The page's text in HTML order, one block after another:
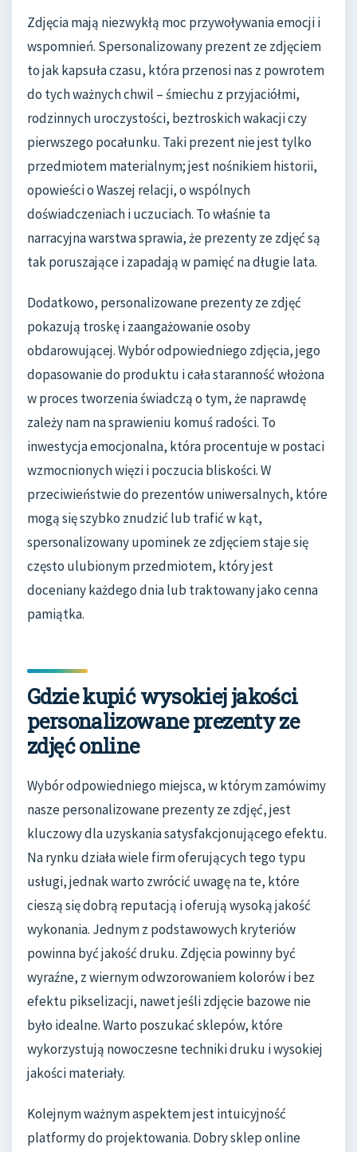
Zdjęcia mają niezwykłą moc przywoływania emocji i
wspomnień. Spersonalizowany prezent ze zdjęciem
to jak kapsuła czasu, która przenosi nas z powrotem
do tych ważnych chwil – śmiechu z przyjaciółmi,
rodzinnych uroczystości, beztroskich wakacji czy
pierwszego pocałunku. Taki prezent nie jest tylko
przedmiotem materialnym; jest nośnikiem historii,
opowieści o Waszej relacji, o wspólnych
doświadczeniach i uczuciach. To właśnie ta
narracyjna warstwa sprawia, że prezenty ze zdjęć są
tak poruszające i zapadają w pamięć na długie lata.
Dodatkowo, personalizowane prezenty ze zdjęć
pokazują troskę i zaangażowanie osoby
obdarowującej. Wybór odpowiedniego zdjęcia, jego
dopasowanie do produktu i cała staranność włożona
w proces tworzenia świadczą o tym, że naprawdę
zależy nam na sprawieniu komuś radości. To
inwestycja emocjonalna, która procentuje w postaci
wzmocnionych więzi i poczucia bliskości. W
przeciwieństwie do prezentów uniwersalnych, które
mogą się szybko znudzić lub trafić w kąt,
spersonalizowany upominek ze zdjęciem staje się
często ulubionym przedmiotem, który jest
doceniany każdego dnia lub traktowany jako cenna
pamiątka.
Gdzie kupić wysokiej jakości
personalizowane prezenty ze
zdjęć online
Wybór odpowiedniego miejsca, w którym zamówimy
nasze personalizowane prezenty ze zdjęć, jest
kluczowy dla uzyskania satysfakcjonującego efektu.
Na rynku działa wiele firm oferujących tego typu
usługi, jednak warto zwrócić uwagę na te, które
cieszą się dobrą reputacją i oferują wysoką jakość
wykonania. Jednym z podstawowych kryteriów
powinna być jakość druku. Zdjęcia powinny być
wyraźne, z wiernym odwzorowaniem kolorów i bez
efektu pikselizacji, nawet jeśli zdjęcie bazowe nie
było idealne. Warto poszukać sklepów, które
wykorzystują nowoczesne techniki druku i wysokiej
jakości materiały.
Kolejnym ważnym aspektem jest intuicyjność
platformy do projektowania. Dobry sklep online